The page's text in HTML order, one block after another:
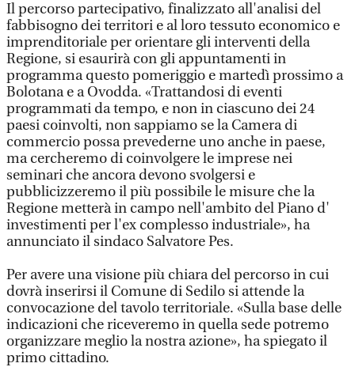
Il percorso partecipativo, finalizzato all'analisi del
fabbisogno dei territori e al loro tessuto economico e
imprenditoriale per orientare gli interventi della
Regione, si esaurirà con gli appuntamenti in
programma questo pomeriggio e martedì prossimo a
Bolotana e a Ovodda. «Trattandosi di eventi
programmati da tempo, e non in ciascuno dei 24
paesi coinvolti, non sappiamo se la Camera di
commercio possa prevederne uno anche in paese,
ma cercheremo di coinvolgere le imprese nei
seminari che ancora devono svolgersi e
pubblicizzeremo il più possibile le misure che la
Regione metterà in campo nell'ambito del Piano d'
investimenti per l'ex complesso industriale», ha
annunciato il sindaco Salvatore Pes.
Per avere una visione più chiara del percorso in cui
dovrà inserirsi il Comune di Sedilo si attende la
convocazione del tavolo territoriale. «Sulla base delle
indicazioni che riceveremo in quella sede potremo
organizzare meglio la nostra azione», ha spiegato il
primo cittadino.